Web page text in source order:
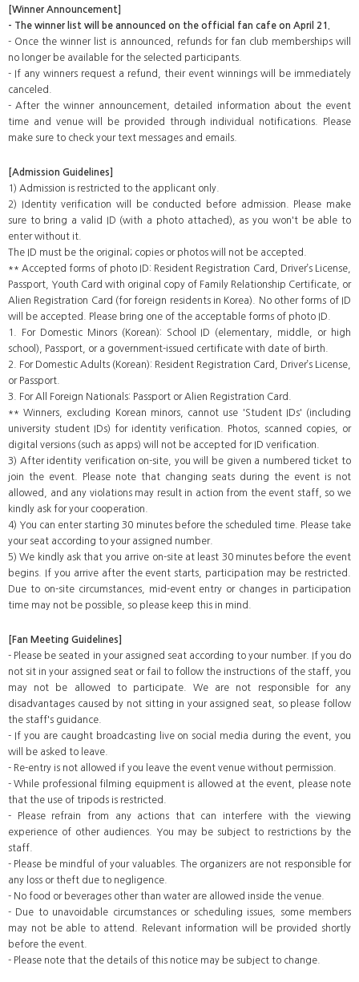
[Winner Announcement]
- The winner list will be announced on the official fan cafe on April 21.
- Once the winner list is announced, refunds for fan club memberships will
no longer be available for the selected participants.
- If any winners request a refund, their event winnings will be immediately
canceled.
- After the winner announcement, detailed information about the event
time and venue will be provided through individual notifications. Please
make sure to check your text messages and emails.
[Admission Guidelines]
1) Admission is restricted to the applicant only.
2) Identity verification will be conducted before admission. Please make
sure to bring a valid ID (with a photo attached), as you won't be able to
enter without it.
The ID must be the original; copies or photos will not be accepted.
** Accepted forms of photo ID: Resident Registration Card, Driver’s License,
Passport, Youth Card with original copy of Family Relationship Certificate, or
Alien Registration Card (for foreign residents in Korea). No other forms of ID
will be accepted. Please bring one of the acceptable forms of photo ID.
1. For Domestic Minors (Korean): School ID (elementary, middle, or high
school), Passport, or a government-issued certificate with date of birth.
2. For Domestic Adults (Korean): Resident Registration Card, Driver’s License,
or Passport.
3. For All Foreign Nationals: Passport or Alien Registration Card.
** Winners, excluding Korean minors, cannot use 'Student IDs' (including
university student IDs) for identity verification. Photos, scanned copies, or
digital versions (such as apps) will not be accepted for ID verification.
3) After identity verification on-site, you will be given a numbered ticket to
join the event. Please note that changing seats during the event is not
allowed, and any violations may result in action from the event staff, so we
kindly ask for your cooperation.
4) You can enter starting 30 minutes before the scheduled time. Please take
your seat according to your assigned number.
5) We kindly ask that you arrive on-site at least 30 minutes before the event
begins. If you arrive after the event starts, participation may be restricted.
Due to on-site circumstances, mid-event entry or changes in participation
time may not be possible, so please keep this in mind.
[Fan Meeting Guidelines]
- Please be seated in your assigned seat according to your number. If you do
not sit in your assigned seat or fail to follow the instructions of the staff, you
may not be allowed to participate. We are not responsible for any
disadvantages caused by not sitting in your assigned seat, so please follow
the staff's guidance.
- If you are caught broadcasting live on social media during the event, you
will be asked to leave.
- Re-entry is not allowed if you leave the event venue without permission.
- While professional filming equipment is allowed at the event, please note
that the use of tripods is restricted.
- Please refrain from any actions that can interfere with the viewing
experience of other audiences. You may be subject to restrictions by the
staff.
- Please be mindful of your valuables. The organizers are not responsible for
any loss or theft due to negligence.
- No food or beverages other than water are allowed inside the venue.
- Due to unavoidable circumstances or scheduling issues, some members
may not be able to attend. Relevant information will be provided shortly
before the event.
- Please note that the details of this notice may be subject to change.